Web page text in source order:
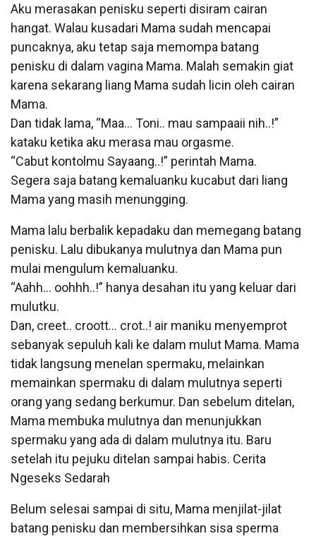
Aku merasakan penisku seperti disiram cairan
hangat. Walau kusadari Mama sudah mencapai
puncaknya, aku tetap saja memompa batang
penisku di dalam vagina Mama. Malah semakin giat
karena sekarang liang Mama sudah licin oleh cairan
Mama.
Dan tidak lama, “Maa… Toni.. mau sampaaii nih..!”
kataku ketika aku merasa mau orgasme.
“Cabut kontolmu Sayaang..!” perintah Mama.
Segera saja batang kemaluanku kucabut dari liang
Mama yang masih menungging.
Mama lalu berbalik kepadaku dan memegang batang
penisku. Lalu dibukanya mulutnya dan Mama pun
mulai mengulum kemaluanku.
“Aahh… oohhh..!” hanya desahan itu yang keluar dari
mulutku.
Dan, creet.. croott… crot..! air maniku menyemprot
sebanyak sepuluh kali ke dalam mulut Mama. Mama
tidak langsung menelan spermaku, melainkan
memainkan spermaku di dalam mulutnya seperti
orang yang sedang berkumur. Dan sebelum ditelan,
Mama membuka mulutnya dan menunjukkan
spermaku yang ada di dalam mulutnya itu. Baru
setelah itu pejuku ditelan sampai habis. Cerita
Ngeseks Sedarah
Belum selesai sampai di situ, Mama menjilat-jilat
batang penisku dan membersihkan sisa sperma